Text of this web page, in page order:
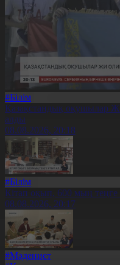
#Білім
Қазақстандық оқушылар
алды
08.08.2026, 20:18
#Білім
Кітап оқып, 600 мың теңге
08.08.2026, 20:17
#Мәдениет